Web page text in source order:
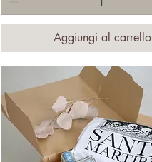
Aggiungi al carrello